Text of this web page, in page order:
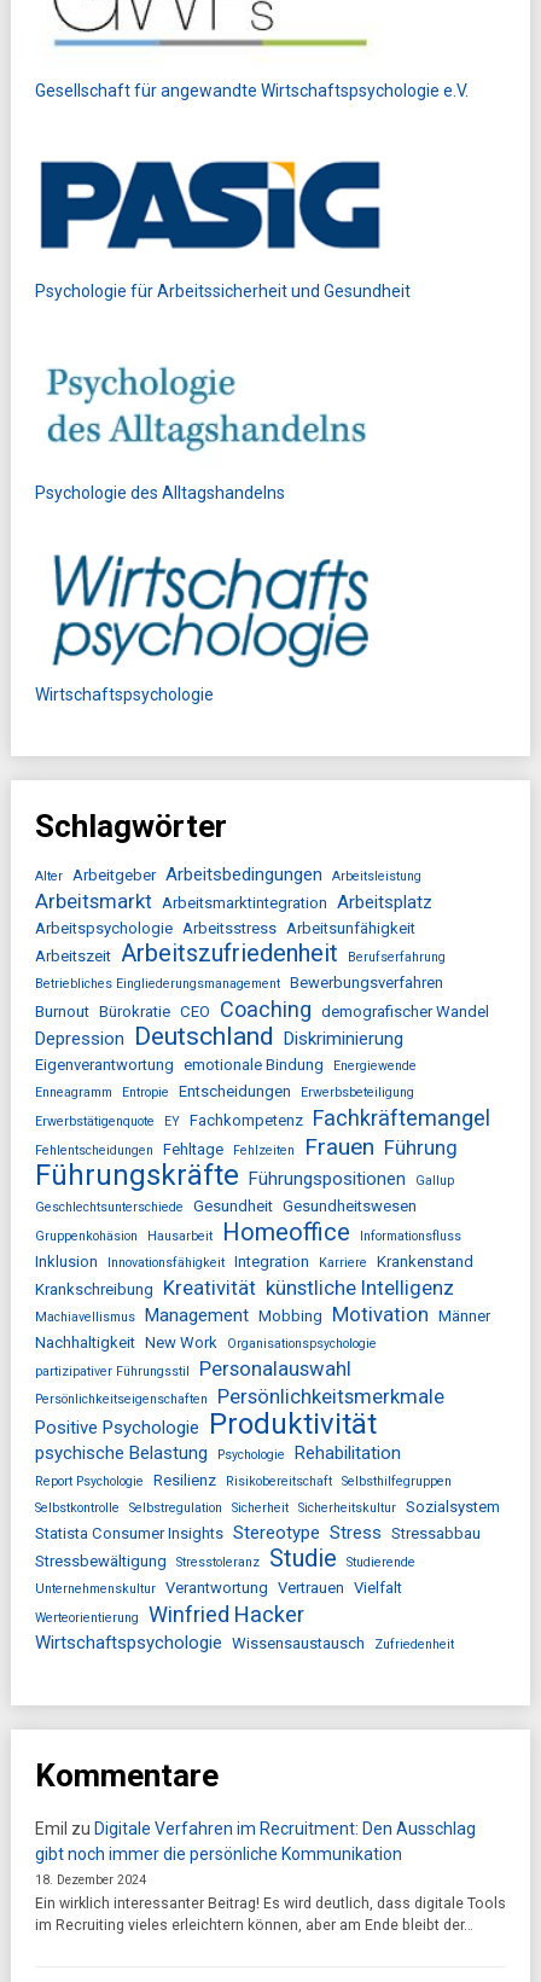
Gesellschaft für angewandte Wirtschaftspsychologie e.V.
Psychologie für Arbeitssicherheit und Gesundheit
Psychologie des Alltagshandelns
Wirtschaftspsychologie
Schlagwörter
Alter Arbeitgeber Arbeitsbedingungen Arbeitsleistung
Arbeitsmarkt Arbeitsmarktintegration Arbeitsplatz
Arbeitspsychologie Arbeitsstress
Arbeitsunfähigkeit
Arbeitszeit
Arbeitszufriedenheit
Berufserfahrung
Betriebliches Eingliederungsmanagement
Bewerbungsverfahren
Burnout Bürokratie CEO Coaching demografischer Wandel
Depression Deutschland Diskriminierung
Eigenverantwortung emotionale Bindung
Energiewende
Enneagramm
Entropie Entscheidungen
Erwerbsbeteiligung
Erwerbstätigenquote
EY Fachkompetenz Fachkräftemangel
Fehlentscheidungen Fehltage Fehlzeiten Frauen Führung
Führungskräfte Führungspositionen
Gallup
Geschlechtsunterschiede
Gesundheit Gesundheitswesen
Gruppenkohäsion Hausarbeit Homeoffice Informationsfluss
Inklusion Innovationsfähigkeit Integration Karriere
Krankenstand
Krankschreibung
Kreativität künstliche Intelligenz
Machiavellismus Management Mobbing Motivation Männer
Nachhaltigkeit New Work
Organisationspsychologie
partizipativer Führungsstil
Personalauswahl
Persönlichkeitseigenschaften Persönlichkeitsmerkmale
Positive Psychologie Produktivität
psychische Belastung Psychologie Rehabilitation
Report Psychologie Resilienz Risikobereitschaft
Selbsthilfegruppen
Selbstkontrolle
Selbstregulation Sicherheit Sicherheitskultur
Sozialsystem
Statista Consumer Insights Stereotype Stress Stressabbau
Stressbewältigung
Stresstoleranz Studie
Studierende
Unternehmenskultur
Verantwortung Vertrauen Vielfalt
Werteorientierung Winfried Hacker
Wirtschaftspsychologie Wissensaustausch Zufriedenheit
Kommentare
Emil zu Digitale Verfahren im Recruitment: Den Ausschlag
gibt noch immer die persönliche Kommunikation
18. Dezember 2024
Ein wirklich interessanter Beitrag! Es wird deutlich, dass digitale Tools
im Recruiting vieles erleichtern können, aber am Ende bleibt der…